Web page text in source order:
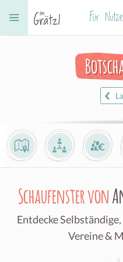
Für
Schaufenster von
Entdecke
Vereine &